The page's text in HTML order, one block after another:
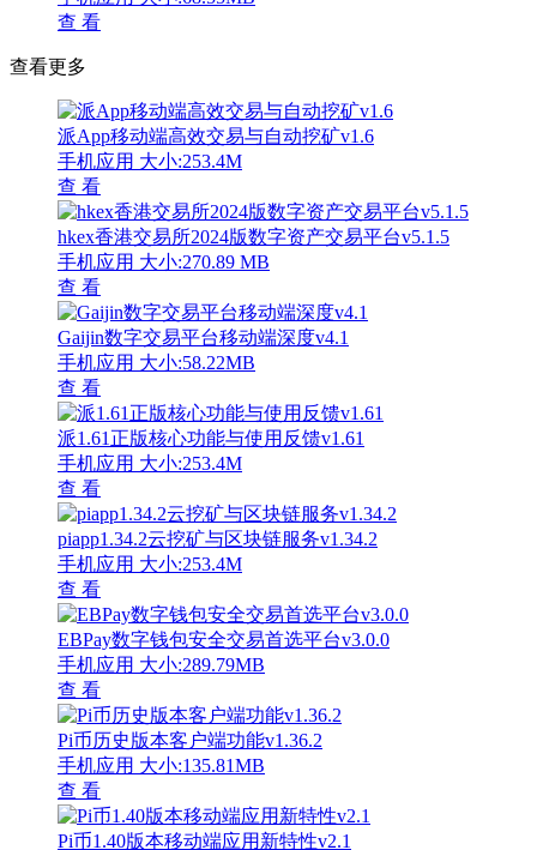
查 看
查看更多
派App移动端高效交易与自动挖矿v1.6
手机应用 大小:253.4M
查 看
hkex香港交易所2024版数字资产交易平台v5.1.5
手机应用 大小:270.89 MB
查 看
Gaijin数字交易平台移动端深度v4.1
手机应用 大小:58.22MB
查 看
派1.61正版核心功能与使用反馈v1.61
手机应用 大小:253.4M
查 看
piapp1.34.2云挖矿与区块链服务v1.34.2
手机应用 大小:253.4M
查 看
EBPay数字钱包安全交易首选平台v3.0.0
手机应用 大小:289.79MB
查 看
Pi币历史版本客户端功能v1.36.2
手机应用 大小:135.81MB
查 看
Pi币1.40版本移动端应用新特性v2.1